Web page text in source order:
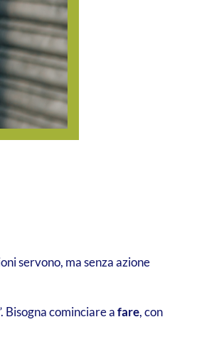
servono, ma senza azione
Bisogna cominciare afare, con